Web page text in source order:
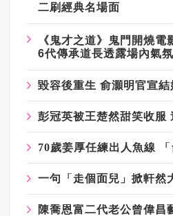
二刷經典名場面
《鬼才之道》鬼門開燒
6代傳承道長透露場內氣氛